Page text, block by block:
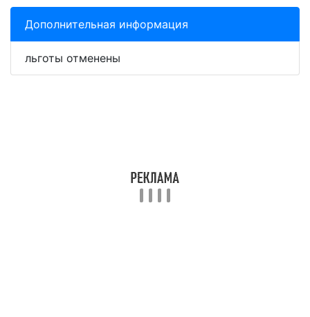
Дополнительная информация
льготы отменены